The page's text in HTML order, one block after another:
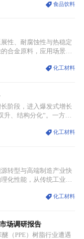
流量变革、新零售业态
技术多重驱动下，依旧
食品饮料
性、耐腐蚀性与热稳定
合金原料，应用场景横
优势，镍被全球主要经
球产业形成“印尼掌控
技术、工艺向低碳湿法
新格局。
化工材料
阶段，进入爆发式增长
升、结构分化”。一方面
求、应用场景呈现明显
规模化工业应用形成两
化工材料
转型与高端制造产业快
化性能，从传统工业金
新阶段。钼是典型难熔
工、新能源等多个核心
可或缺的基础材料。
化工材料
场调研报告
（PPE）树脂行业遭遇